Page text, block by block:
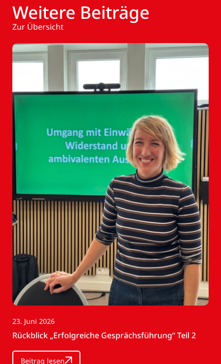
Weitere Beiträge
Zur Übersicht
23. Juni 2026
Rückblick „Erfolgreiche Gesprächsführung“ Teil 2
Beitrag lesen